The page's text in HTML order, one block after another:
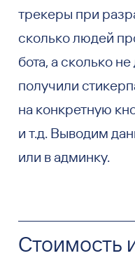
трекеры при
сколько людей
бота, а сколько
получили
на конкретную
и т.д. Выводим
или в админку.
Стоимость